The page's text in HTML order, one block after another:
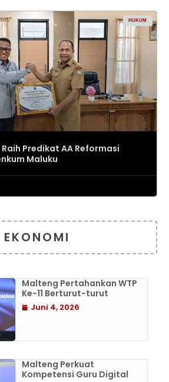
HUKUM
Predikat AA Reformasi
Maluku
EKONOMI
Malteng Pertahankan WTP
Ke-11 Berturut-turut
Juni 4, 2026
Malteng Perkuat
Kompetensi Guru Digital